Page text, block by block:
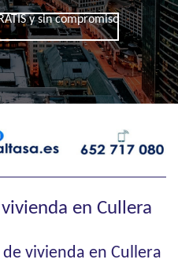
y sin compromiso
en Cullera
vivienda en Cullera